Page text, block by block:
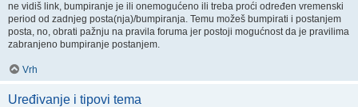
ne vidiš link, bumpiranje je ili onemogućeno ili treba proći određen vremenski
period od zadnjeg posta(nja)/bumpiranja. Temu možeš bumpirati i postanjem
posta, no, obrati pažnju na pravila foruma jer postoji mogućnost da je pravilima
zabranjeno bumpiranje postanjem.
Vrh
Uređivanje i tipovi tema